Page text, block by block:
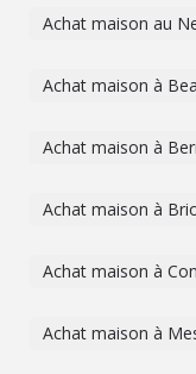
Achat maison au
Achat maison à
Achat maison à
Achat maison à
Achat maison à
Achat maison à